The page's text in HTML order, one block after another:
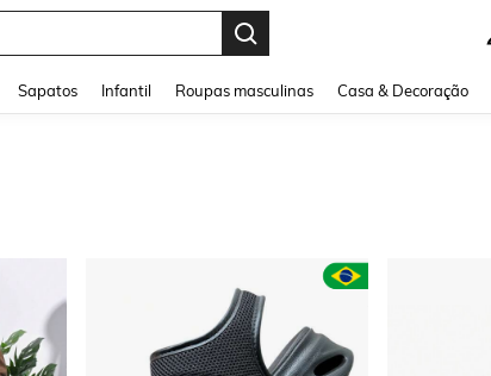
Sapatos Infantil Roupas masculinas Casa & Decoração